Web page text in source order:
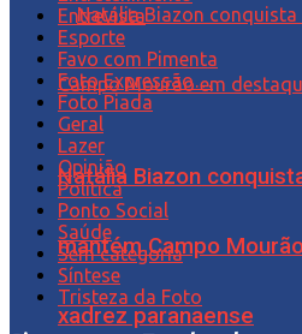
Natália Biazon
mantém Campo
xadrez paranaense
Entrevista
Esporte
Favo com Pimenta
Foto Expressão…
Foto Piada
Geral
Lazer
Opinião
Política
Ponto Social
Saúde
Sem categoria
Síntese
Tristeza da Foto